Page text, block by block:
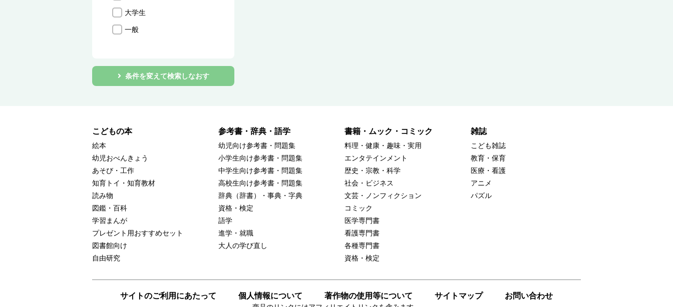
大学生
一般
条件を変えて検索しなおす
こどもの本
絵本
幼児おべんきょう
あそび・工作
知育トイ・知育教材
読み物
図鑑・百科
学習まんが
プレゼント用おすすめセット
図書館向け
自由研究
参考書・辞典・語学
幼児向け参考書・問題集
小学生向け参考書・問題集
中学生向け参考書・問題集
高校生向け参考書・問題集
辞典（辞書）・事典・字典
資格・検定
語学
進学・就職
大人の学び直し
書籍・ムック・コミック
料理・健康・趣味・実用
エンタテインメント
歴史・宗教・科学
社会・ビジネス
文芸・ノンフィクション
コミック
医学専門書
看護専門書
各種専門書
資格・検定
雑誌
こども雑誌
教育・保育
医療・看護
アニメ
パズル
サイトのご利用にあたって 個人情報について 著作物の使用等について サイトマップ お問い合わせ